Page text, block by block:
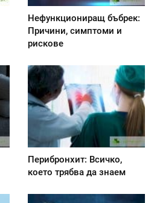
Нефункциониращ бъбрек:
Причини, симптоми и
рискове
Перибронхит: Всичко,
което трябва да знаем